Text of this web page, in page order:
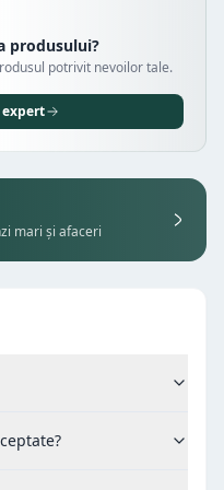
produsului?
potrivit nevoilor tale.
expert
mari și afaceri